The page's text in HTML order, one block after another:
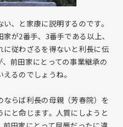
、と家康に説明するのです。
が2番手、3番手である以上、
に従わざるを得ないと利長に伝
前田家にとっての事業継承の
るのでしょうね。
らば利長の母親（芳春院）を
と命じます。人質にしようと